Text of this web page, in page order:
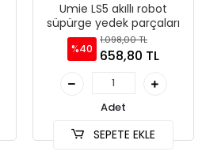
Umie LS5 akıllı robot
süpürge yedek parçaları
%40
1.098,00 TL
658,80 TL
Adet
SEPETE EKLE